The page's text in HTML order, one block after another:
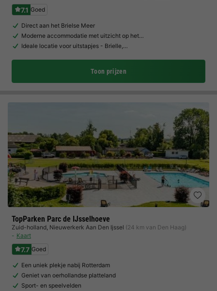
7.1 Goed
Direct aan het Brielse Meer
Moderne accommodatie met uitzicht op het…
Ideale locatie voor uitstapjes - Brielle,…
Toon prijzen
TopParken Parc de IJsselhoeve
Zuid-holland, Nieuwerkerk Aan Den Ijssel (24 km van Den Haag)
Kaart
7.7 Goed
Een uniek plekje nabij Rotterdam
Geniet van oerhollandse platteland
Sport- en speelvelden